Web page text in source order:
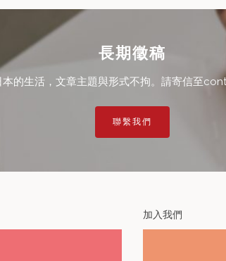
長期徵稿
的生活，文章主題與形式不拘。請寄信至
聯繫我們
加入我們